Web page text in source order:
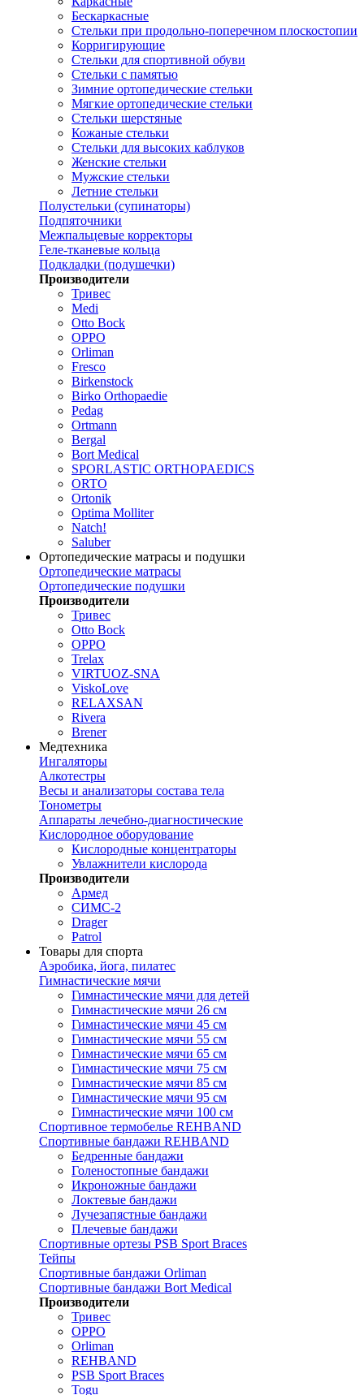
Бескаркасные
Стельки при продольно-поперечном плоскостопии
Корригирующие
Стельки для спортивной обуви
Стельки с памятью
Зимние ортопедические стельки
Мягкие ортопедические стельки
Стельки шерстяные
Кожаные стельки
Стельки для высоких каблуков
Женские стельки
Мужские стельки
Летние стельки
Полустельки (супинаторы)
Подпяточники
Межпальцевые корректоры
Геле-тканевые кольца
Подкладки (подушечки)
Производители
Тривес
Medi
Otto Bock
OPPO
Orliman
Fresco
Birkenstock
Birko Orthopaedie
Pedag
Ortmann
Bergal
Bort Medical
SPORLASTIC ORTHOPAEDICS
ORTO
Ortonik
Optima Molliter
Natch!
Saluber
Ортопедические матрасы и подушки
Ортопедические матрасы
Ортопедические подушки
Производители
Тривес
Otto Bock
OPPO
Trelax
VIRTUOZ-SNA
ViskoLove
RELAXSAN
Rivera
Brener
Медтехника
Ингаляторы
Алкотестры
Весы и анализаторы состава тела
Тонометры
Аппараты лечебно-диагностические
Кислородное оборудование
Кислородные концентраторы
Увлажнители кислорода
Производители
Армед
СИМС-2
Drager
Patrol
Товары для спорта
Аэробика, йога, пилатес
Гимнастические мячи
Гимнастические мячи для детей
Гимнастические мячи 26 см
Гимнастические мячи 45 см
Гимнастические мячи 55 см
Гимнастические мячи 65 см
Гимнастические мячи 75 см
Гимнастические мячи 85 см
Гимнастические мячи 95 см
Гимнастические мячи 100 см
Спортивное термобелье REHBAND
Спортивные бандажи REHBAND
Бедренные бандажи
Голеностопные бандажи
Икроножные бандажи
Локтевые бандажи
Лучезапястные бандажи
Плечевые бандажи
Спортивные ортезы PSB Sport Braces
Тейпы
Спортивные бандажи Orliman
Спортивные бандажи Bort Medical
Производители
Тривес
OPPO
Orliman
REHBAND
PSB Sport Braces
Togu